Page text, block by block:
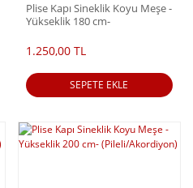
Plise Kapı Sineklik Koyu Meşe -
Yükseklik 180 cm-
1.250,00 TL
SEPETE EKLE